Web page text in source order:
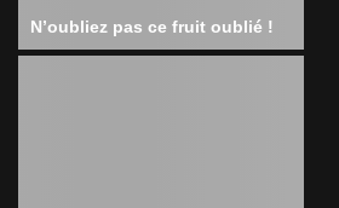
N’oubliez pas ce fruit oublié !